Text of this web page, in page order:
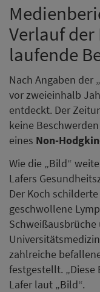
Verlauf
laufende
Nach Angaben der
vor zweieinhalb
entdeckt. Der
keine
eines Non-
Wie die „Bild“
Lafers
Der Koch
geschwollene
zahlreiche
festgestellt.
Lafer laut „Bild“.